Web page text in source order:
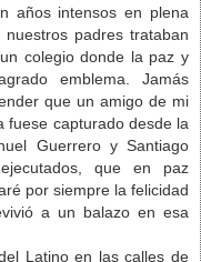
años intensos en plena
padres trataban
colegio donde la paz y
emblema. Jamás
que un amigo de mi
fuese capturado desde la
Guerrero y Santiago
que en paz
por siempre la felicidad
a un balazo en esa
Latino en las calles de